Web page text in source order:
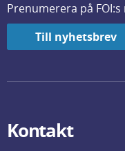
Prenumerera på
Till nyhetsbrev
Kontakt